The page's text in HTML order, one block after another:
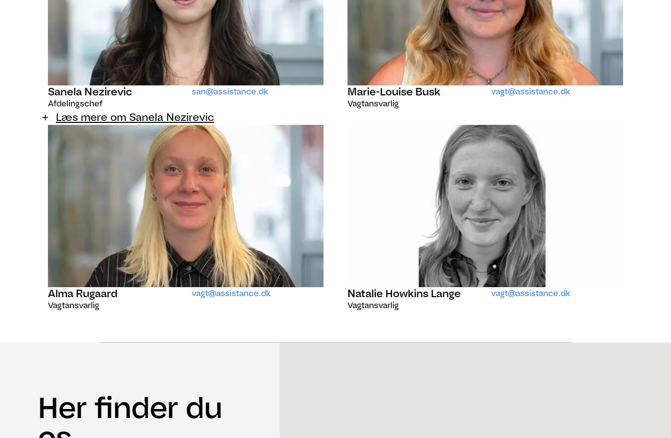
Sanela Nezirevic
Afdelingschef
san@assistance.dk
Læs mere om Sanela Nezirevic
Marie-Louise Busk
Vagtansvarlig
vagt@assistance.dk
Alma Rugaard
Vagtansvarlig
vagt@assistance.dk Natalie Howkins Lange
Vagtansvarlig
vagt@assistance.dk
Her finder du